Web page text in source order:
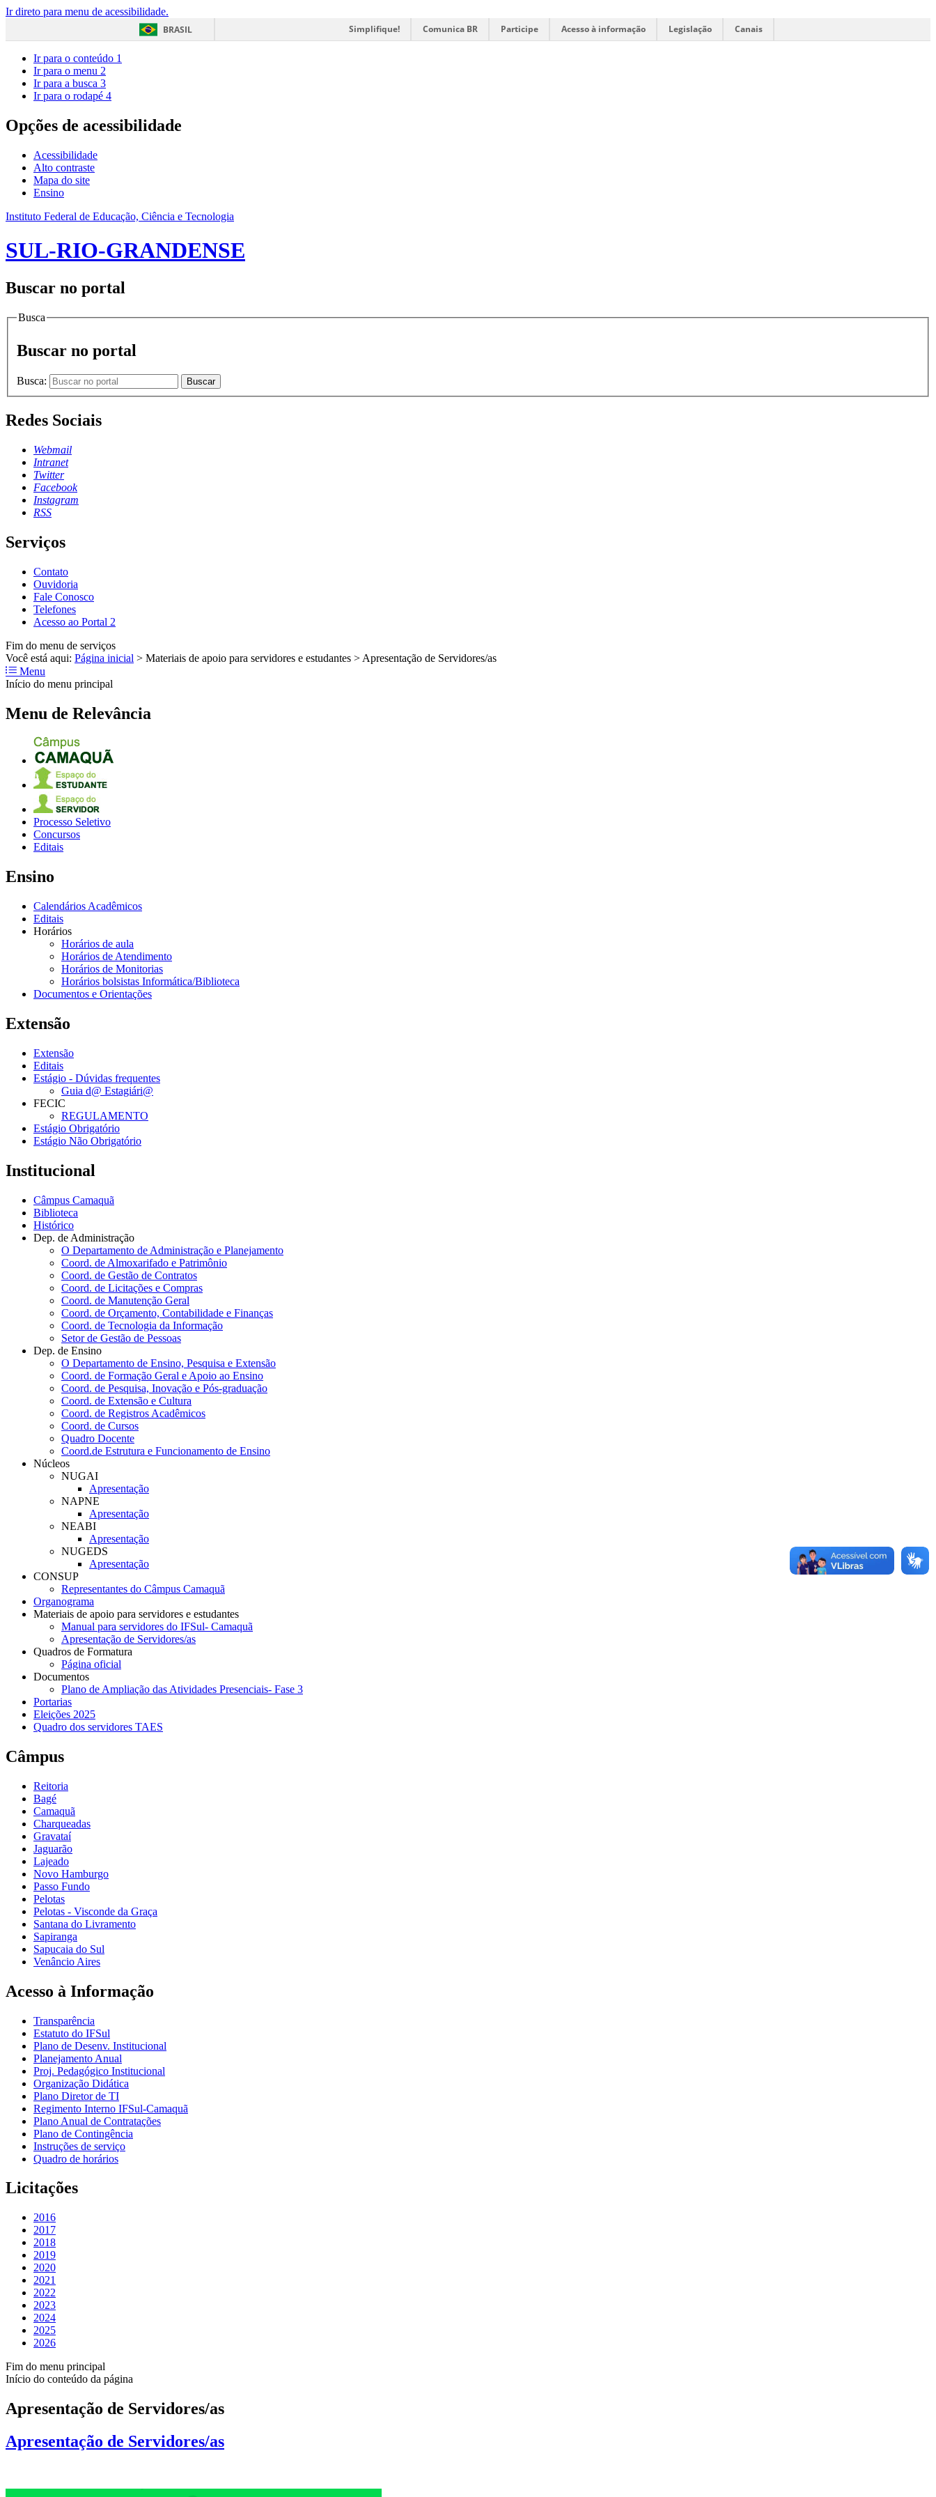
Ir direto para menu de acessibilidade.
BRASIL
Simplifique! Comunica BR Participe Acesso à informação Legislação Canais
Ir para o conteúdo 1
Ir para o menu 2
Ir para a busca 3
Ir para o rodapé 4
Opções de acessibilidade
Acessibilidade
Alto contraste
Mapa do site
Ensino
Instituto Federal de Educação, Ciência e Tecnologia
SUL-RIO-GRANDENSE
Buscar no portal
Busca
Buscar no portal
Busca: Buscar
Redes Sociais
Webmail
Intranet
Twitter
Facebook
Instagram
RSS
Serviços
Contato
Ouvidoria
Fale Conosco
Telefones
Acesso ao Portal 2
Fim do menu de serviços
Você está aqui: Página inicial > Materiais de apoio para servidores e estudantes > Apresentação de Servidores/as
Menu
Início do menu principal
Menu de Relevância
Processo Seletivo
Concursos
Editais
Ensino
Calendários Acadêmicos
Editais
Horários
Horários de aula
Horários de Atendimento
Horários de Monitorias
Horários bolsistas Informática/Biblioteca
Documentos e Orientações
Extensão
Extensão
Editais
Estágio - Dúvidas frequentes
Guia d@ Estagiári@
FECIC
REGULAMENTO
Estágio Obrigatório
Estágio Não Obrigatório
Institucional
Câmpus Camaquã
Biblioteca
Histórico
Dep. de Administração
O Departamento de Administração e Planejamento
Coord. de Almoxarifado e Patrimônio
Coord. de Gestão de Contratos
Coord. de Licitações e Compras
Coord. de Manutenção Geral
Coord. de Orçamento, Contabilidade e Finanças
Coord. de Tecnologia da Informação
Setor de Gestão de Pessoas
Dep. de Ensino
O Departamento de Ensino, Pesquisa e Extensão
Coord. de Formação Geral e Apoio ao Ensino
Coord. de Pesquisa, Inovação e Pós-graduação
Coord. de Extensão e Cultura
Coord. de Registros Acadêmicos
Coord. de Cursos
Quadro Docente
Coord.de Estrutura e Funcionamento de Ensino
Núcleos
NUGAI
Apresentação
NAPNE
Apresentação
NEABI
Apresentação
NUGEDS
Apresentação
CONSUP
Representantes do Câmpus Camaquã
Organograma
Materiais de apoio para servidores e estudantes
Manual para servidores do IFSul- Camaquã
Apresentação de Servidores/as
Quadros de Formatura
Página oficial
Documentos
Plano de Ampliação das Atividades Presenciais- Fase 3
Portarias
Eleições 2025
Quadro dos servidores TAES
Câmpus
Reitoria
Bagé
Camaquã
Charqueadas
Gravataí
Jaguarão
Lajeado
Novo Hamburgo
Passo Fundo
Pelotas
Pelotas - Visconde da Graça
Santana do Livramento
Sapiranga
Sapucaia do Sul
Venâncio Aires
Acesso à Informação
Transparência
Estatuto do IFSul
Plano de Desenv. Institucional
Planejamento Anual
Proj. Pedagógico Institucional
Organização Didática
Plano Diretor de TI
Regimento Interno IFSul-Camaquã
Plano Anual de Contratações
Plano de Contingência
Instruções de serviço
Quadro de horários
Licitações
2016
2017
2018
2019
2020
2021
2022
2023
2024
2025
2026
Fim do menu principal
Início do conteúdo da página
Apresentação de Servidores/as
Apresentação de Servidores/as